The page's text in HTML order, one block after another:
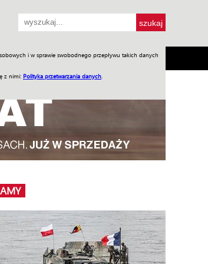
i w sprawie swobodnego przepływu takich danych
z nimi: Polityka przetwarzania danych
Praca w WIW